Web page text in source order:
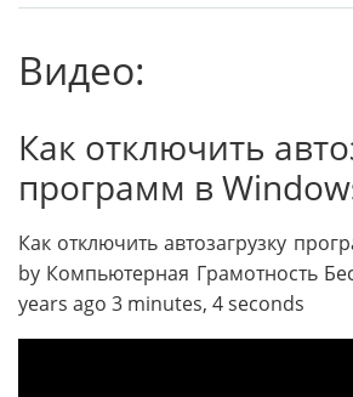
Видео:
Как отключить
программ в
Как отключить автозагрузку
by Компьютерная Грамотность
years ago 3 minutes, 4 seconds